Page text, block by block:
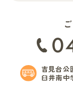
吉見台公
臼井南中